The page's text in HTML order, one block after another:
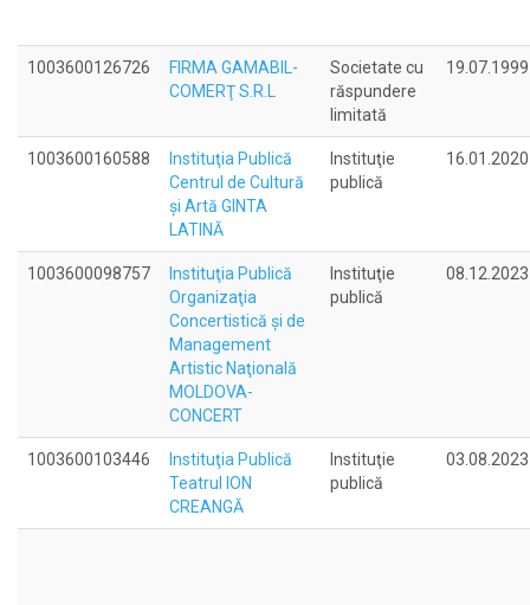
1003600126726
FIRMA GAMABIL-
COMERŢ S.R.L
Societate cu
răspundere
limitată
19.07.1999
1003600160588
Instituţia Publică
Centrul de Cultură
şi Artă GINTA
LATINĂ
Instituţie
publică
16.01.2020
1003600098757
Instituţia Publică
Organizaţia
Concertistică şi de
Management
Artistic Naţională
MOLDOVA-
CONCERT
Instituţie
publică
08.12.2023
1003600103446
Instituţia Publică
Teatrul ION
CREANGĂ
Instituţie
publică
03.08.2023